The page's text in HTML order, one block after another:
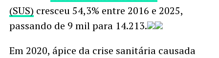
(SUS) cresceu 54,3% entre 2016 e 2025,
passando de 9 mil para 14.213.
Em 2020, ápice da crise sanitária causada